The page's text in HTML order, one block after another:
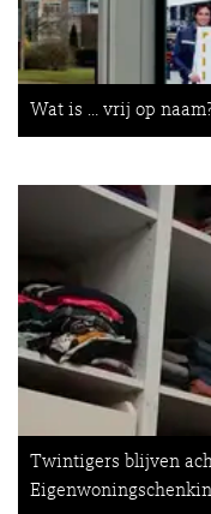
Wat is … vrij op
Twintigers blijven